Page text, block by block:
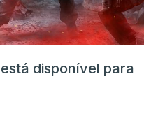
disponível para